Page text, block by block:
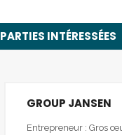
PARTIES INTÉRESSÉES
GROUP JANSEN
Entrepreneur : Gros